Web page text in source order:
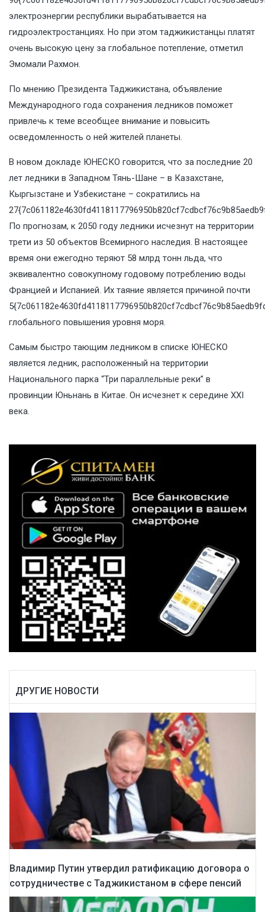
электроэнергии республики вырабатывается на
гидроэлектростанциях. Но при этом таджикистанцы платят
очень высокую цену за глобальное потепление, отметил
Эмомали Рахмон.
По мнению Президента Таджикистана, объявление
Международного года сохранения ледников поможет
привлечь к теме всеобщее внимание и повысить
осведомленность о ней жителей планеты.
В новом докладе ЮНЕСКО говорится, что за последние 20
лет ледники в Западном Тянь-Шане – в Казахстане,
Кыргызстане и Узбекистане – сократились на
По прогнозам, к 2050 году ледники исчезнут на территории
трети из 50 объектов Всемирного наследия. В настоящее
время они ежегодно теряют 58 млрд тонн льда, что
эквивалентно совокупному годовому потреблению воды
Францией и Испанией. Их таяние является причиной почти
глобального повышения уровня моря.
Самым быстро тающим ледником в списке ЮНЕСКО
является ледник, расположенный на территории
Национального парка “Три параллельные реки” в
провинции Юньнань в Китае. Он исчезнет к середине XXI
века.
ДРУГИЕ НОВОСТИ
Владимир Путин утвердил ратификацию договора о
сотрудничестве с Таджикистаном в сфере пенсий